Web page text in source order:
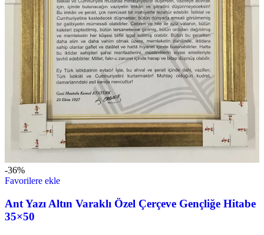
-36%
Favorilere ekle
Ant Yazı Altın Varaklı Özel Çerçeve Gençliğe Hitabe
35×50